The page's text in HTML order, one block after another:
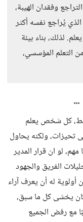
وفقدان الهيبة،
يُراجع نفسه أكثر
لذلك، بناء بيئة
التعلم المؤسسي،
كل شخص يعلم
تحيزات، ولكنه يحاول
مهم، لو ان قرار المدير
الفريق والجهود
له أن يعرف آراء
كان يخشى كل ما سبق،
مع رفض الجميع